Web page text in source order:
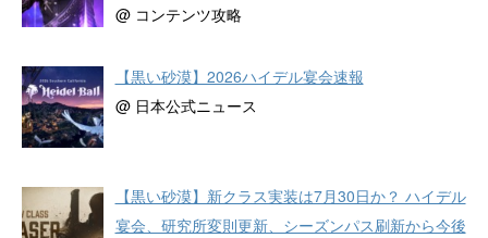
@ コンテンツ攻略
【黒い砂漠】2026ハイデル宴会速報
@ 日本公式ニュース
【黒い砂漠】新クラス実装は7月30日か？ ハイデル
宴会、研究所変則更新、シーズンパス刷新から今後